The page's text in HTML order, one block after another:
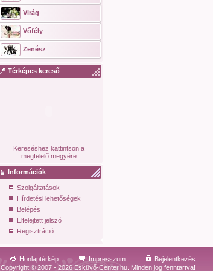
Virág
Vőfély
Zenész
Térképes kereső
Kereséshez kattintson a
megfelelő megyére
Információk
Szolgáltatások
Hírdetési lehetőségek
Belépés
Elfelejtett jelszó
Regisztráció
Honlaptérkép Impresszum Bejelentkezés
Copyright © 2007 - 2026 Esküvő-Center.hu. Minden jog fenntartva!